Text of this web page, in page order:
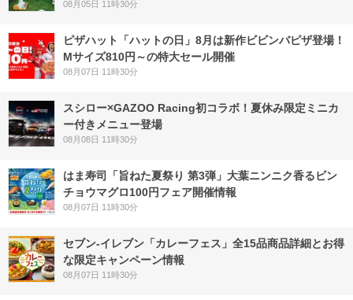
08月05日 11時30分
ピザハット「ハットの日」8月は新作ビビンバピザ登場！
Mサイズ810円～の特大セール開催
08月07日 11時30分
スシロー×GAZOO Racing初コラボ！夏休み限定ミニカ
ー付きメニュー登場
08月08日 11時30分
はま寿司「旨ねた夏祭り 第3弾」大葉ニンニク香るビン
チョウマグロ100円フェア開催情報
08月07日 11時30分
セブン‐イレブン「カレーフェス」全15品商品詳細とお得
な限定キャンペーン情報
08月07日 11時30分